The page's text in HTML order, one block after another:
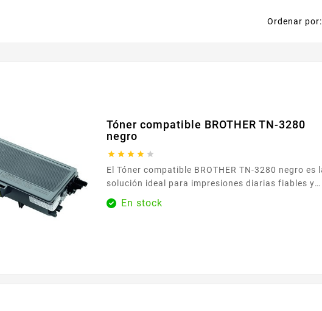
Ordenar por:
Tóner compatible BROTHER TN-3280
negro
    
El Tóner compatible BROTHER TN-3280 negro es la
solución ideal para impresiones diarias fiables y
uniformes. Diseñado para integrarse
perfectamente con su equipo, le permite obtener
En stock